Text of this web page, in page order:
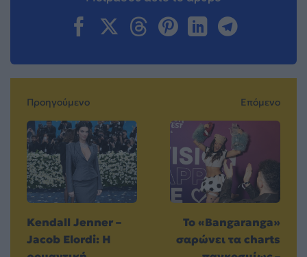
Προηγούμενο
Kendall Jenner –
Jacob Elordi: Η
Επόμενο
Το «Bangaranga»
σαρώνει τα charts